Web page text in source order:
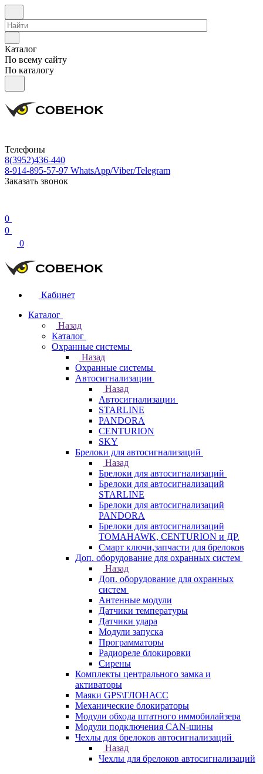
Каталог
По всему сайту
По каталогу
Телефоны
8(3952)436-440
8-914-895-57-97 WhatsApp/Viber/Telegram
Заказать звонок
0
0
0
Кабинет
Каталог
Назад
Каталог
Охранные системы
Назад
Охранные системы
Автосигнализации
Назад
Автосигнализации
STARLINE
PANDORA
CENTURION
SKY
Брелоки для автосигнализаций
Назад
Брелоки для автосигнализаций
Брелоки для автосигнализаций
STARLINE
Брелоки для автосигнализаций
PANDORA
Брелоки для автосигнализаций
TOMAHAWK, CENTURION и ДР.
Смарт ключи,запчасти для брелоков
Доп. оборудование для охранных систем
Назад
Доп. оборудование для охранных
систем
Антенные модули
Датчики температуры
Датчики удара
Модули запуска
Программаторы
Радиореле блокировки
Сирены
Комплекты центрального замка и
активаторы
Маяки GPS\ГЛОНАСС
Механические блокираторы
Модули обхода штатного иммобилайзера
Модули подключения CAN-шины
Чехлы для брелоков автосигнализаций
Назад
Чехлы для брелоков автосигнализаций